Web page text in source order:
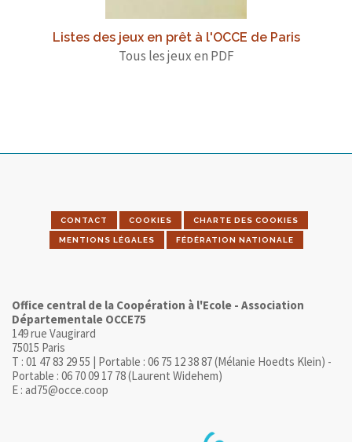
Listes des jeux en prêt à l'OCCE de Paris
Tous les jeux en PDF
CONTACT COOKIES CHARTE DES COOKIES
MENTIONS LÉGALES FÉDÉRATION NATIONALE
Office central de la Coopération à l'Ecole - Association
Départementale OCCE75
149 rue Vaugirard
75015 Paris
T : 01 47 83 29 55 | Portable : 06 75 12 38 87 (Mélanie Hoedts Klein) -
Portable : 06 70 09 17 78 (Laurent Widehem)
E : ad75@occe.coop